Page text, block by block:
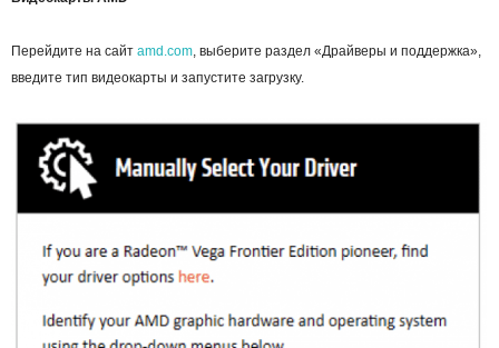
Перейдите на сайт amd.com, выберите раздел «Драйверы и поддержка»,
введите тип видеокарты и запустите загрузку.